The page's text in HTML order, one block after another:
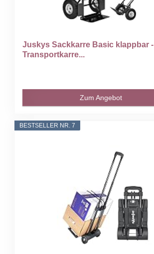
Juskys Sackkarre Basic klappbar -
Transportkarre...
Zum Angebot
BESTSELLER NR. 7